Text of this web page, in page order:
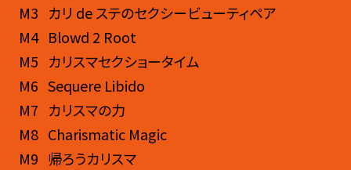
M3 カリ de ステのセクシービューティペア
M4 Blowd 2 Root
M5 カリスマセクショータイム
M6 Sequere Libido
M7 カリスマの力
M8 Charismatic Magic
M9 帰ろうカリスマ